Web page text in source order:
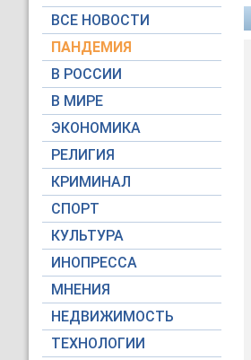
ВСЕ НОВОСТИ
ПАНДЕМИЯ
В РОССИИ
В МИРЕ
ЭКОНОМИКА
РЕЛИГИЯ
КРИМИНАЛ
СПОРТ
КУЛЬТУРА
ИНОПРЕССА
МНЕНИЯ
НЕДВИЖИМОСТЬ
ТЕХНОЛОГИИ